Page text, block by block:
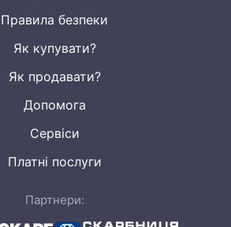
Правила безпеки
Як купувати?
Як продавати?
Допомога
Сервіси
Платні послуги
Партнери: